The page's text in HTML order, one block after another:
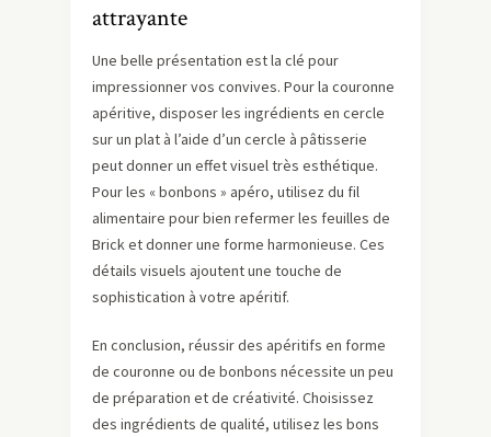
attrayante
Une belle présentation est la clé pour
impressionner vos convives. Pour la couronne
apéritive, disposer les ingrédients en cercle
sur un plat à l’aide d’un cercle à pâtisserie
peut donner un effet visuel très esthétique.
Pour les « bonbons » apéro, utilisez du fil
alimentaire pour bien refermer les feuilles de
Brick et donner une forme harmonieuse. Ces
détails visuels ajoutent une touche de
sophistication à votre apéritif.
En conclusion, réussir des apéritifs en forme
de couronne ou de bonbons nécessite un peu
de préparation et de créativité. Choisissez
des ingrédients de qualité, utilisez les bons